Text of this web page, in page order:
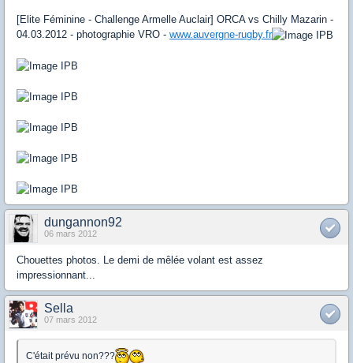
[Elite Féminine - Challenge Armelle Auclair] ORCA vs Chilly Mazarin -
04.03.2012 - photographie VRO - www.auvergne-rugby.fr
dungannon92
06 mars 2012
Chouettes photos. Le demi de mêlée volant est assez
impressionnant...
Sella
07 mars 2012
C'était prévu non???